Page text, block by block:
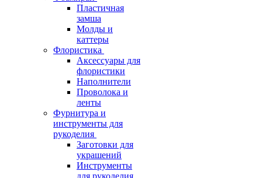
Пластичная
замша
Молды и
каттеры
Флористика
Аксессуары для
флористики
Наполнители
Проволока и
ленты
Фурнитура и
инструменты для
рукоделия
Заготовки для
украшений
Инструменты
для рукоделия